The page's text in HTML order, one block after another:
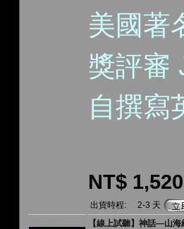
美國著
獎評審
自撰寫
NT$ 1,520
出貨時程:
2-3 天
【線上試聽】神話—山